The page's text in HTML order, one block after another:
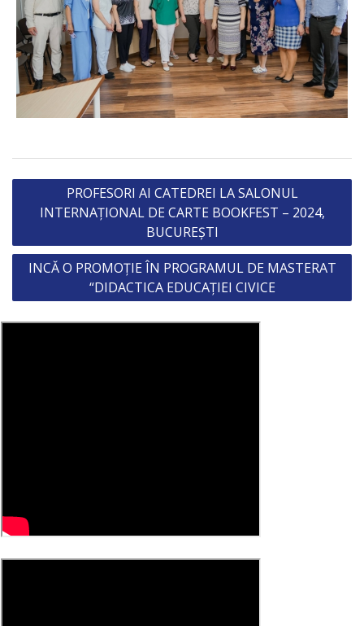
Post
navigation
PROFESORI AI CATEDREI LA SALONUL
INTERNAȚIONAL DE CARTE BOOKFEST – 2024,
BUCUREȘTI
INCĂ O PROMOȚIE ÎN PROGRAMUL DE MASTERAT
“DIDACTICA EDUCAȚIEI CIVICE